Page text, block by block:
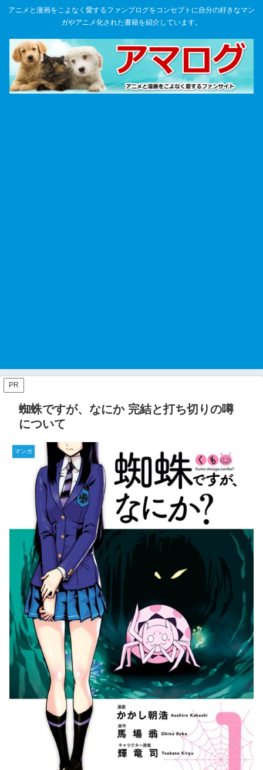
アニメと漫画をこよなく愛するファンブログをコンセプトに自分の好きなマン
ガやアニメ化された書籍を紹介しています。
PR
蜘蛛ですが、なにか 完結と打ち切りの噂
について
マンガ